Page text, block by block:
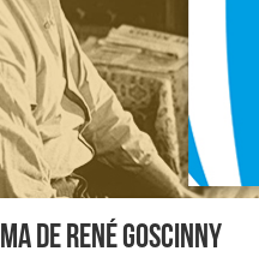
de René Goscinny